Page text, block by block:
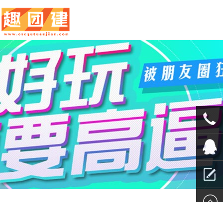
010-
QQ客服